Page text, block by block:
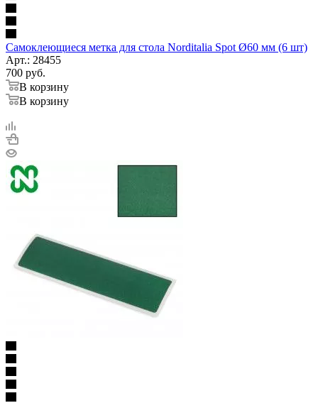
Самоклеющиеся метка для стола Norditalia Spot Ø60 мм (6 шт)
Арт.: 28455
700 руб.
В корзину
В корзину